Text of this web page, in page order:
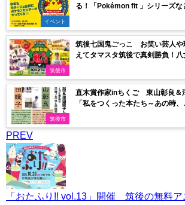
イベント
る！「Pokémon fit 」シリーズな
筑後市
筑後七国鬼ごっこ お笑い芸人や
えてタマスタ筑後で真剣勝負！
筑後市
直木賞作家inちくご 東山彰良＆
「私をつくった本たち～あの時
PREV
「おたふり!! vol.13」開催 筑後の無料ア